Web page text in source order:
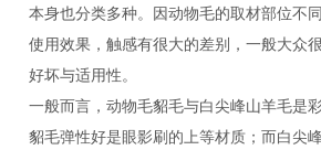
本身也分类多种。因动物毛的取材部位不
使用效果，触感有很大的差别，一般大众
好坏与适用性。
一般而言，动物毛貂毛与白尖峰山羊毛是
貂毛弹性好是眼影刷的上等材质；而白尖